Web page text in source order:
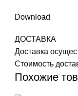
Download
ДОСТАВКА
Доставка
Стоимость
Похожие